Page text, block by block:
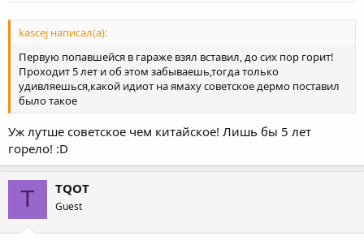
kascej написал(а):
Первую попавшейся в гараже взял вставил, до сих пор горит!
Проходит 5 лет и об этом забываешь,тогда только
удивляешься,какой идиот на ямаху советское дермо поставил
было такое
Уж лутше советское чем китайское! Лишь бы 5 лет
горело! :D
T TQOT
Guest